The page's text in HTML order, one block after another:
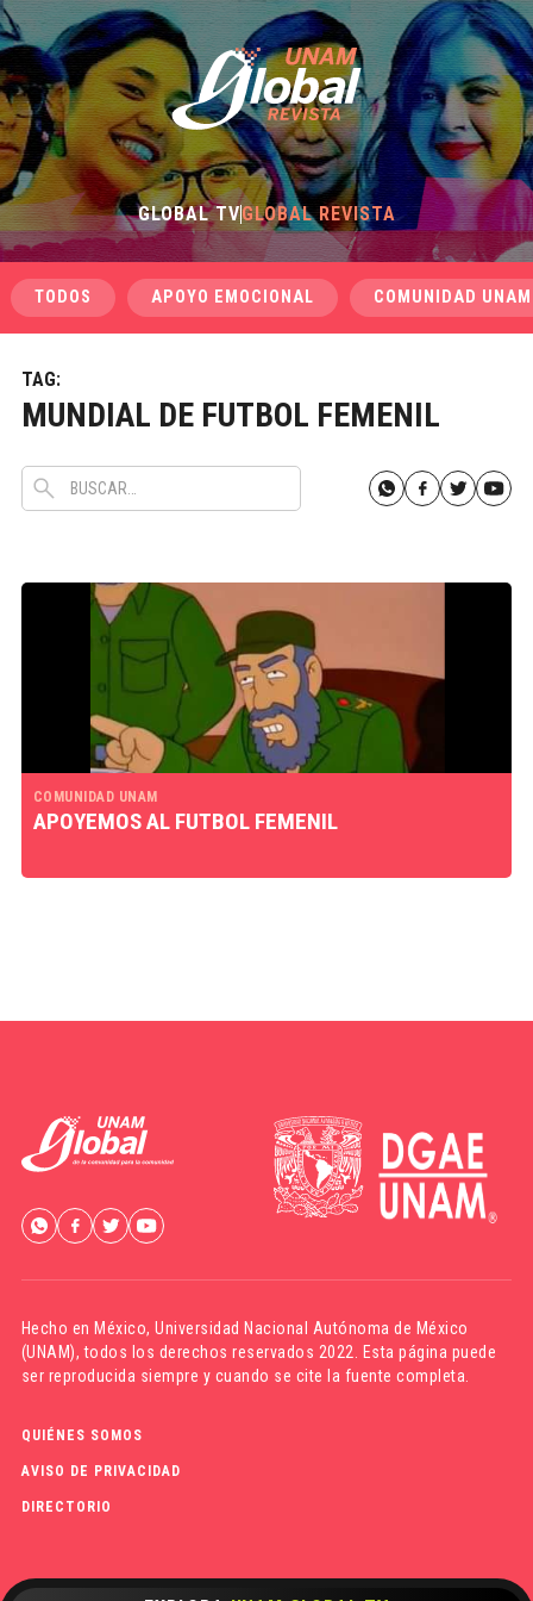
GLOBAL TVGLOBAL REVISTA
TODOS APOYO EMOCIONAL COMUNIDAD UNAM
TAG:
MUNDIAL DE FUTBOL FEMENIL
COMUNIDAD UNAM
APOYEMOS AL FUTBOL FEMENIL
Hecho en México,Universidad Nacional Autónoma de México
(UNAM), todos los derechos reservados 2022. Esta página puede
ser reproducida siempre y cuando se cite la fuente completa.
QUIÉNES SOMOS
AVISO DE PRIVACIDAD
DIRECTORIO